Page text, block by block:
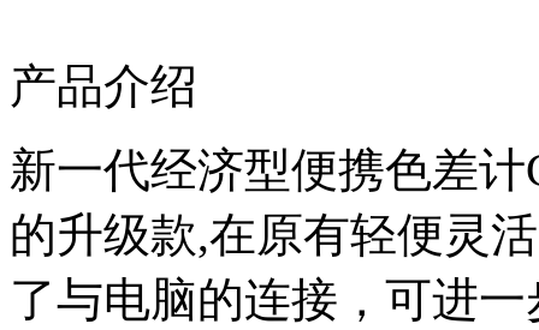
产品介绍
新一代经济型便携色差计
的升级款,在原有轻便灵
了与电脑的连接，可进